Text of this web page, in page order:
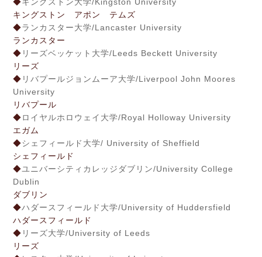
◆キングストン大学/Kingston University
キングストン アポン テムズ
◆ランカスター大学/Lancaster University
ランカスター
◆ リーズベッケット大学/Leeds Beckett University
リーズ
◆ リバプールジョンムーア大学/Liverpool John Moores
University
リバプール
◆ロイヤルホロウェイ大学/Royal Holloway University
エガム
◆シェフィールド大学/ University of Sheffield
シェフィールド
◆ユニバーシティカレッジダブリン/University College
Dublin
ダブリン
◆ハダースフィールド大学/University of Huddersfield
ハダースフィールド
◆ リーズ大学/University of Leeds
リーズ